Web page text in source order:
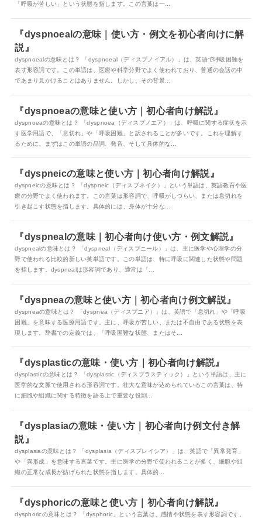
「呼吸が苦しい」という状態を指します。この言葉は一...
『dyspnoealの意味｜使い方・例文を初心者向けに解
説』
dyspnoealの意味とは？ 「dyspnoeal（ディスプノイアル）」は、英語で呼吸困難を
表す形容詞です。この単語は、医療や科学分野でよく使われており、普通の会話の中
であまり見かけることはありません。しかし、その背景...
『dyspnoeaの意味と使い方｜初心者向け解説』
dyspnoeaの意味とは？ 「dyspnoea（ディスプノエア）」は、呼吸に関する症状を示
す医学用語で、「息切れ」や「呼吸困難」と訳されることが多いです。これを理解す
るために、まずはこの単語の品詞、発音、そして具体的な...
『dyspneicの意味と使い方｜初心者向け解説』
dyspneicの意味とは？ 「dyspneic（ディスプネイク）」という単語は、英語教育や医
療の分野でよく使われます。この言葉は形容詞で、呼吸がしづらい、または息切れを
引き起こす状態を指します。具体的には、身体が十分な...
『dyspnealの意味｜初心者向け使い方・例文解説』
dyspnealの意味とは？ 「dyspneal（ディスプニール）」は、主に医学や心理学の分
野で使われる比較的新しい英単語です。この単語は、特に呼吸に関連した状態や問題
を指します。dyspnealは形容詞であり、通常は「...
『dyspneaの意味と使い方｜初心者向け例文解説』
dyspneaの意味とは？ 「dyspnea（ディスプニア）」は、英語で「息切れ」や「呼吸
困難」を意味する医療用語です。主に、呼吸が苦しい、または不自由である状態を表
現します。辞書での定義では、「呼吸困難な状態、またはそ...
『dysplasticの意味・使い方｜初心者向け解説』
dysplasticの意味とは？ 「dysplastic（ディスプラスティック）」という単語は、主に
医学的な文脈で使用される形容詞です。壮大な意味が込められているこの言葉は、特
に細胞や組織に関する特徴を語る上で重要な役割...
『dysplasiaの意味・使い方｜初心者向け例文付き解
説』
dysplasiaの意味とは？ 「dysplasia（ディスプレイシア）」は、英語で「異常発育」
や「異形成」を意味する言葉です。主に医学の分野で使われることが多く、細胞や組
織の正常な成長が妨げられた状態を指します。具体的...
『dysphoricの意味と使い方｜初心者向け解説』
dysphoricの意味とは？ 「dysphoric」という言葉は、感情や状態を表す形容詞です。